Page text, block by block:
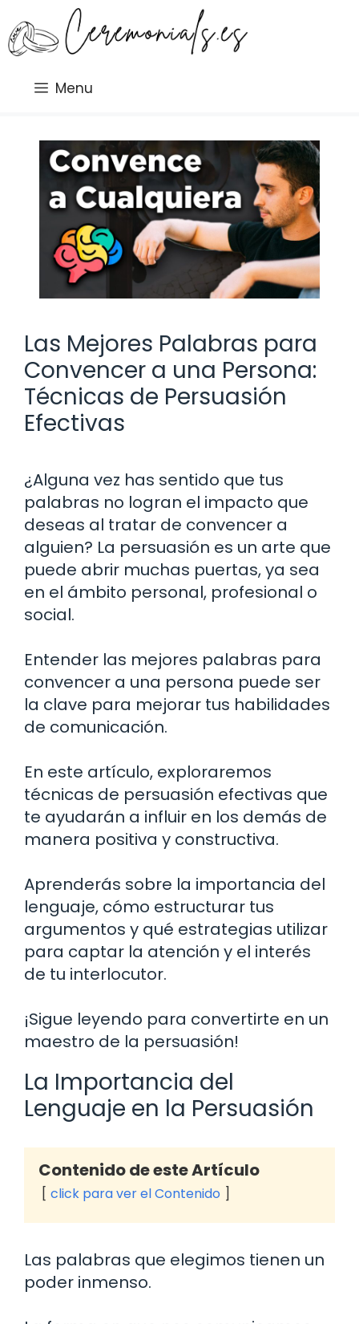
al
contenido
Menu
Las Mejores Palabras para
Convencer a una Persona:
Técnicas de Persuasión
Efectivas
¿Alguna vez has sentido que tus
palabras no logran el impacto que
deseas al tratar de convencer a
alguien? La persuasión es un arte que
puede abrir muchas puertas, ya sea
en el ámbito personal, profesional o
social.
Entender las mejores palabras para
convencer a una persona puede ser
la clave para mejorar tus habilidades
de comunicación.
En este artículo, exploraremos
técnicas de persuasión efectivas que
te ayudarán a influir en los demás de
manera positiva y constructiva.
Aprenderás sobre la importancia del
lenguaje, cómo estructurar tus
argumentos y qué estrategias utilizar
para captar la atención y el interés
de tu interlocutor.
¡Sigue leyendo para convertirte en un
maestro de la persuasión!
La Importancia del
Lenguaje en la Persuasión
Contenido de este Artículo
click para ver el Contenido
Las palabras que elegimos tienen un
poder inmenso.